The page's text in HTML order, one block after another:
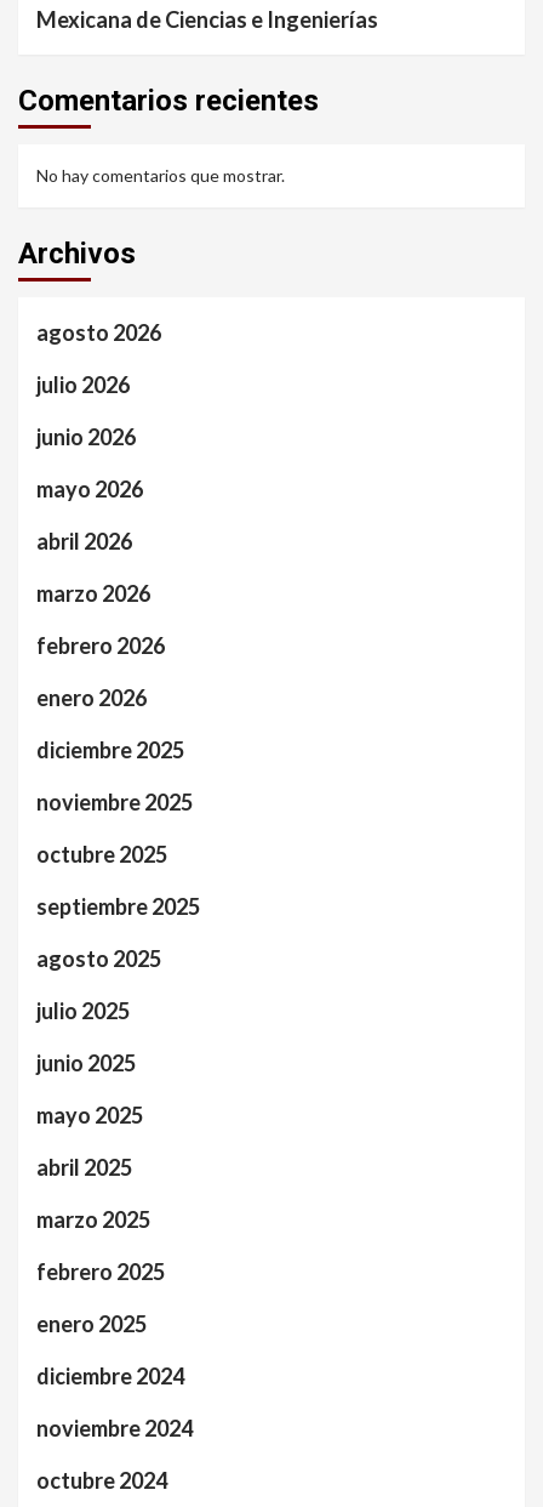
Mexicana de Ciencias e Ingenierías
Comentarios recientes
No hay comentarios que mostrar.
Archivos
agosto 2026
julio 2026
junio 2026
mayo 2026
abril 2026
marzo 2026
febrero 2026
enero 2026
diciembre 2025
noviembre 2025
octubre 2025
septiembre 2025
agosto 2025
julio 2025
junio 2025
mayo 2025
abril 2025
marzo 2025
febrero 2025
enero 2025
diciembre 2024
noviembre 2024
octubre 2024